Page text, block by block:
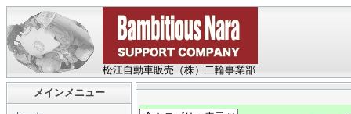
松江自動車販売（株）二輪事業部
メインメニュー